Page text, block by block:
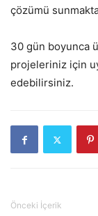
çözümü
30 gün boyunca
projeleriniz için
edebilirsiniz.
Önceki İçerik